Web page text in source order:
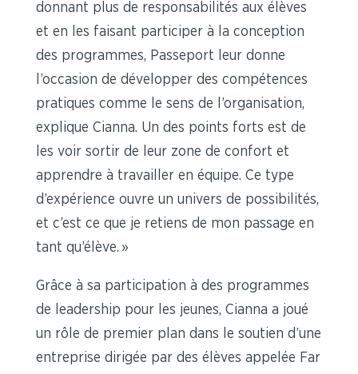
donnant plus de responsabilités aux élèves
et en les faisant participer à la conception
des programmes, Passeport leur donne
l’occasion de développer des compétences
pratiques comme le sens de l’organisation,
explique Cianna. Un des points forts est de
les voir sortir de leur zone de confort et
apprendre à travailler en équipe. Ce type
d’expérience ouvre un univers de possibilités,
et c’est ce que je retiens de mon passage en
tant qu’élève. »
Grâce à sa participation à des programmes
de leadership pour les jeunes, Cianna a joué
un rôle de premier plan dans le soutien d’une
entreprise dirigée par des élèves appelée Far